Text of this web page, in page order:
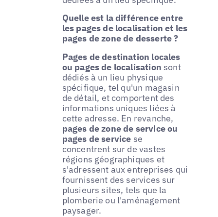
Quelle est la différence entre
les pages de localisation et les
pages de zone de desserte ?
Pages de destination locales
ou pages de localisation sont
dédiés à un lieu physique
spécifique, tel qu'un magasin
de détail, et comportent des
informations uniques liées à
cette adresse. En revanche,
pages de zone de service ou
pages de service se
concentrent sur de vastes
régions géographiques et
s'adressent aux entreprises qui
fournissent des services sur
plusieurs sites, tels que la
plomberie ou l'aménagement
paysager.